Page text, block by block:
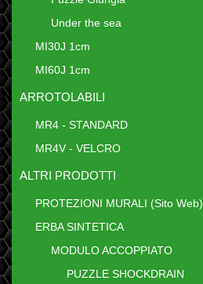
Under the sea
MI30J 1cm
MI60J 1cm
ARROTOLABILI
MR4 - STANDARD
MR4V - VELCRO
ALTRI PRODOTTI
PROTEZIONI MURALI (Sito Web)
ERBA SINTETICA
MODULO ACCOPPIATO
PUZZLE SHOCKDRAIN